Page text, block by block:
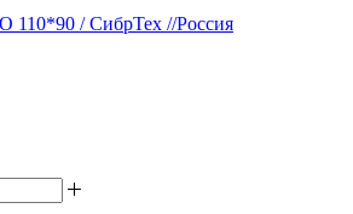
110*90 / СибрТех //Россия